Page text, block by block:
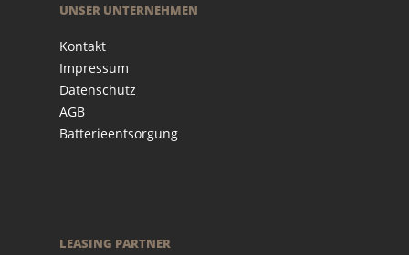
UNSER UNTERNEHMEN
Kontakt
Impressum
Datenschutz
AGB
Batterieentsorgung
LEASING PARTNER